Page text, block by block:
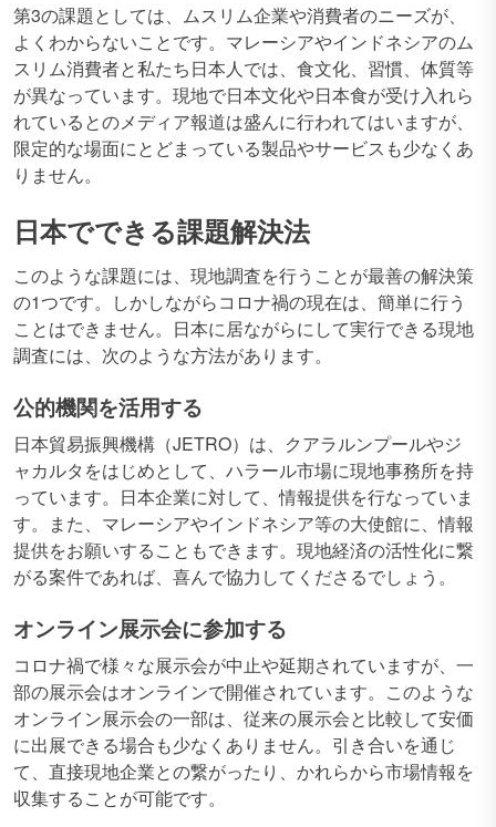
第3の課題としては、ムスリム企業や消費者のニーズが、
よくわからないことです。マレーシアやインドネシアのム
スリム消費者と私たち日本人では、食文化、習慣、体質等
が異なっています。現地で日本文化や日本食が受け入れら
れているとのメディア報道は盛んに行われてはいますが、
限定的な場面にとどまっている製品やサービスも少なくあ
りません。
日本でできる課題解決法
このような課題には、現地調査を行うことが最善の解決策
の1つです。しかしながらコロナ禍の現在は、簡単に行う
ことはできません。日本に居ながらにして実行できる現地
調査には、次のような方法があります。
公的機関を活用する
日本貿易振興機構（JETRO）は、クアラルンプールやジ
ャカルタをはじめとして、ハラール市場に現地事務所を持
っています。日本企業に対して、情報提供を行なっていま
す。また、マレーシアやインドネシア等の大使館に、情報
提供をお願いすることもできます。現地経済の活性化に繋
がる案件であれば、喜んで協力してくださるでしょう。
オンライン展示会に参加する
コロナ禍で様々な展示会が中止や延期されていますが、一
部の展示会はオンラインで開催されています。このような
オンライン展示会の一部は、従来の展示会と比較して安価
に出展できる場合も少なくありません。引き合いを通じ
て、直接現地企業との繋がったり、かれらから市場情報を
収集することが可能です。